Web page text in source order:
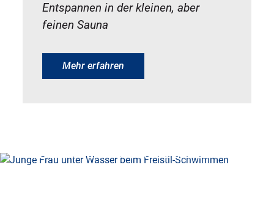
Entspannen in der kleinen, aber
feinen Sauna
Mehr erfahren
SCHWIMMEN VON 05:30 BIS 22:00 UHR